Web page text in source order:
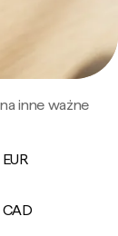
inne ważne
CAD